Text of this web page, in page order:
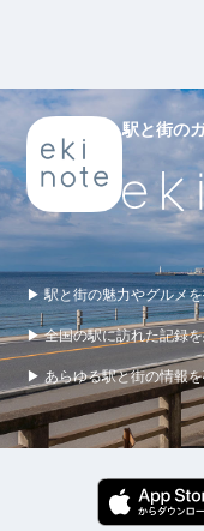
駅と街の
▶ 駅と街の魅力やグルメ
▶ 全国の駅に訪れた記録を
▶ あらゆる駅と街の情報